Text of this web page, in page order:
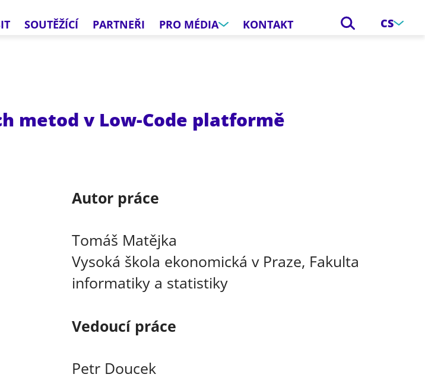
SOUTĚŽÍCÍ PARTNEŘI PRO MÉDIA KONTAKT CS
metod v Low-Code platformě
Autor práce
Tomáš Matějka
Vysoká škola ekonomická v Praze, Fakulta
informatiky a statistiky
Vedoucí práce
Petr Doucek